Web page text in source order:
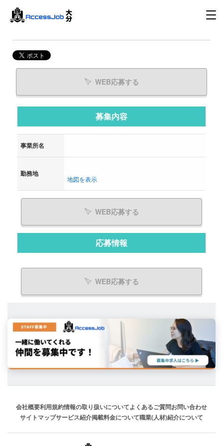
WEB応募する
募集内容
事業所名
勤務地
地図を表示
WEB応募する
応募情報
WEB応募する
会社概要利用規約情報の取り扱いについてよくあるご質問お問い合わせ
サイトマップサービス紹介掲載料金について職業(人材)紹介について